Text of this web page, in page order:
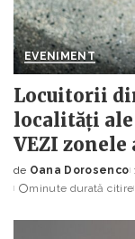
EVENIMENT
Locuitorii
localități ale
VEZI zonele
Posted
by
de Oana Dorosenco
minute durată citire